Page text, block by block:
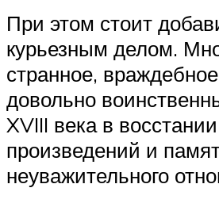
При этом стоит
курьезным делом.
странное,
довольно
XVIII века в
произведений и
неуважительного